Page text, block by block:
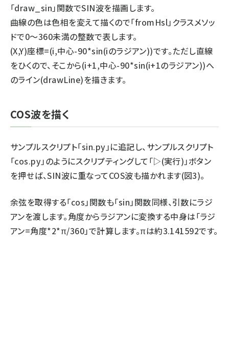
「draw_sin」関数でSIN波を描画します。
曲線の色は色相を変えて描くので「fromHsl」クラスメソッ
ドで0～360未満の整数で表します。
(X,Y)座標=(i,中心-90*sin(iのラジアン))です。ただし直線
をひくので、そこから(i+1,中心-90*sin(i+1のラジアン))へ
のライン(drawLine)を描きます。
COS波を描く
サンプルスクリプト「sin.py」に追記し、サンプルスクリプト
「cos.py」のようにスクリプティングして「▷(実行)」ボタン
を押せば、SIN波に重なってCOS波も描かれます(図3)。
余弦を取得する「cos」関数も「sin」関数同様、引数にラジ
アンを渡します。角度からラジアンに変換する中身は「ラジ
アン=角度*2*π/360」で計算します。πは約3.141592です。